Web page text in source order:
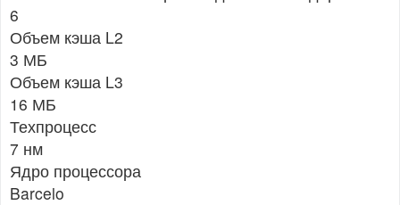
6
Объем кэша L2
3 МБ
Объем кэша L3
16 МБ
Техпроцесс
7 нм
Ядро процессора
Barcelo